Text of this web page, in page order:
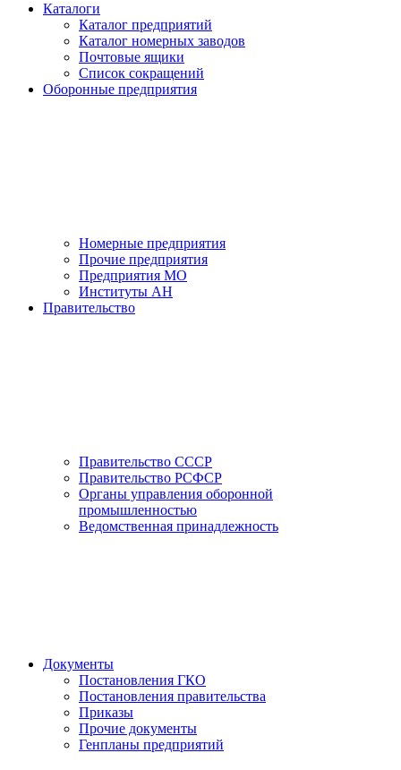
Каталоги
Каталог предприятий
Каталог номерных заводов
Почтовые ящики
Список сокращений
Оборонные предприятия
Номерные предприятия
Прочие предприятия
Предприятия МО
Институты АН
Правительство
Правительство СССР
Правительство РСФСР
Органы управления оборонной
промышленностью
Ведомственная принадлежность
Документы
Постановления ГКО
Постановления правительства
Приказы
Прочие документы
Генпланы предприятий